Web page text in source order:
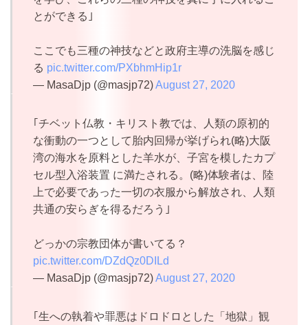
とができる｣
ここでも三種の神技などと政府主導の洗脳を感じ
る pic.twitter.com/PXbhmHip1r
— MasaDjp (@masjp72)August 27, 2020
｢チベット仏教・キリスト教では、人類の原初的
な衝動の一つとして胎内回帰が挙げられ(略)大阪
湾の海水を原料とした羊水が、子宮を模したカプ
セル型入浴装置 に満たされる。(略)体験者は、陸
上で必要であった一切の衣服から解放され、人類
共通の安らぎを得るだろう｣
どっかの宗教団体が書いてる？
pic.twitter.com/DZdQz0DILd
— MasaDjp (@masjp72)August 27, 2020
｢生への執着や罪悪はドロドロとした「地獄」観